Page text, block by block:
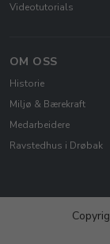
Videotutorials
OM OSS
Historie
Miljø & Bærekraft
Medarbeidere
Ravstedhus i Drøbak